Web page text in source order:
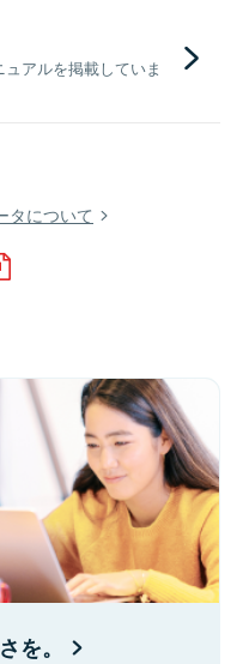
アルを掲載していま
タについて
を。